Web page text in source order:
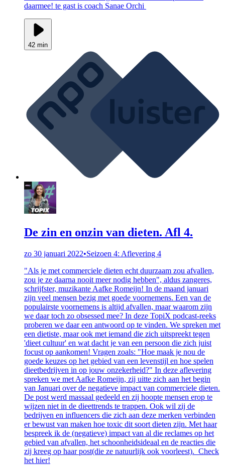
daarmee! te gast is coach Sanae Orchi
42 min
De zin en onzin van dieten. Afl 4.
zo 30 januari 2022•Seizoen 4: Aflevering 4
"Als je met commerciele dieten echt duurzaam zou afvallen,
zou je ze daarna nooit meer nodig hebben", aldus zangeres,
schrijfster, muzikante Aafke Romeijn! In de maand januari
zijn veel mensen bezig met goede voornemens. Een van de
populairste voornemens is altijd afvallen, maar waarom zijn
we daar toch zo obsessed mee? In deze TopiX podcast-reeks
proberen we daar een antwoord op te vinden. We spreken met
een dietiste, maar ook met iemand die zich uitspreekt tegen
'dieet cultuur' en wat dacht je van een persoon die zich juist
focust op aankomen! Vragen zoals: "Hoe maak je nou de
goede keuzes op het gebied van een levenstijl en hoe spelen
dieetbedrijven in op jouw onzekerheid?" In deze aflevering
spreken we met Aafke Romeijn, zij uitte zich aan het begin
van Januari over de negatieve impact van commerciele dieten.
De post werd massaal gedeeld en zij hoopte mensen erop te
wijzen niet in de dieettrends te trappen. Ook wil zij de
bedrijven en influencers die zich aan deze merken verbinden
er bewust van maken hoe toxic dit soort dieten zijn. Met haar
bespreek ik de (negatieve) impact van al die reclames op het
gebied van afvallen, het schoonheidsideaal en de reacties die
zij kreeg op haar post(die ze natuurlijk ook voorleest). Check
het hier!